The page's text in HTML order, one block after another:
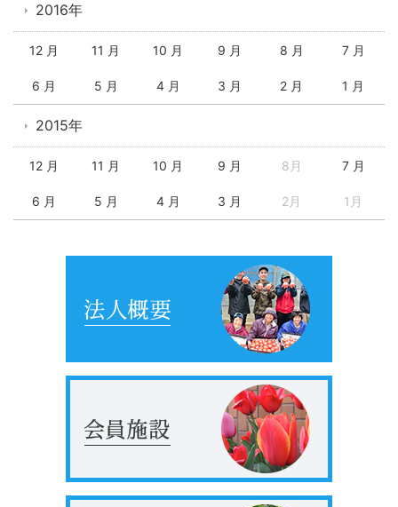
2016年
12 月 11 月 10 月 9 月 8 月 7 月
6 月 5 月 4 月 3 月 2 月 1 月
2015年
12 月 11 月 10 月 9 月 8月 7 月
6 月 5 月 4 月 3 月 2月 1月